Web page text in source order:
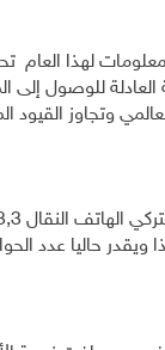
المعلومات لهذا
للوصول إلى
وتجاوز القيود
عدد مشتركي الاتصال السريع بالانترنت الى أكثر من 204 الف مشترك في العام